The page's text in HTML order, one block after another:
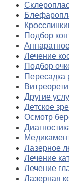
Подбор
Лечение
Подбор
Пересадка
Другие
Детское
Осмотр
Лазерное
Лечение
Лечение
Лазерная